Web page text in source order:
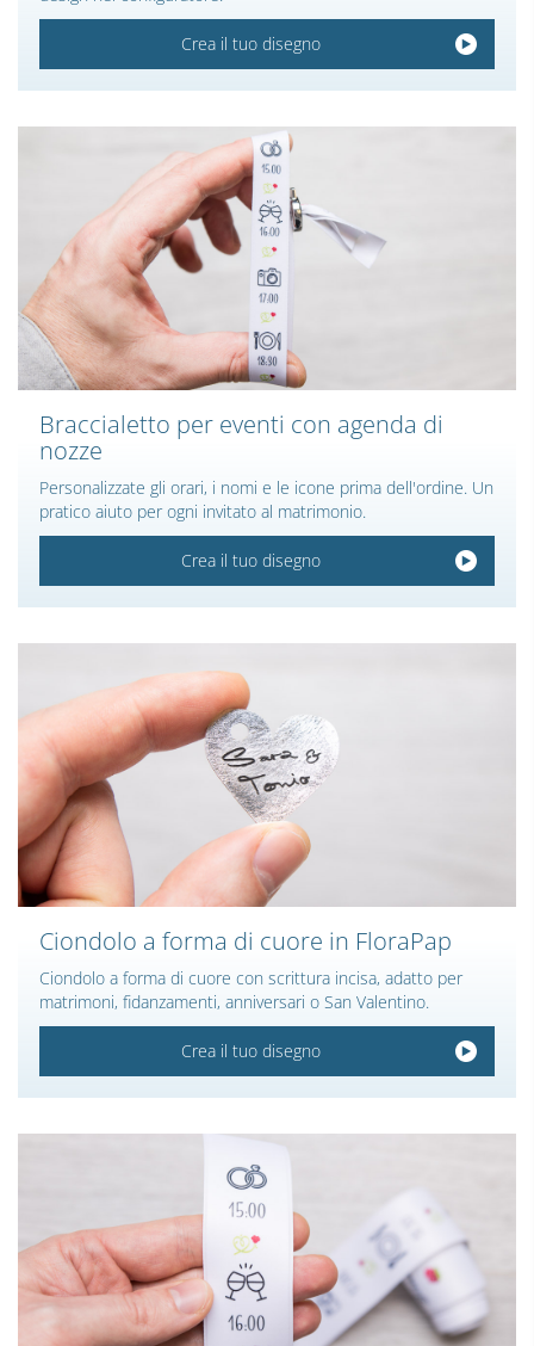
Crea il tuo disegno
Braccialetto per eventi con agenda di
nozze
Personalizzate gli orari, i nomi e le icone prima dell'ordine. Un
pratico aiuto per ogni invitato al matrimonio.
Crea il tuo disegno
Ciondolo a forma di cuore in FloraPap
Ciondolo a forma di cuore con scrittura incisa, adatto per
matrimoni, fidanzamenti, anniversari o San Valentino.
Crea il tuo disegno